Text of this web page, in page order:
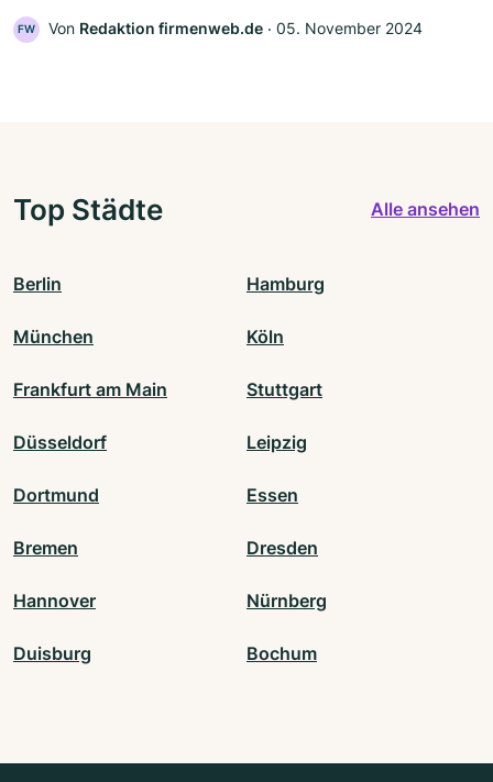
FW Von Redaktion firmenweb.de ‧ 05. November 2024
Top Städte Alle ansehen
Berlin Hamburg
München Köln
Frankfurt am Main Stuttgart
Düsseldorf Leipzig
Dortmund Essen
Bremen Dresden
Hannover Nürnberg
Duisburg Bochum